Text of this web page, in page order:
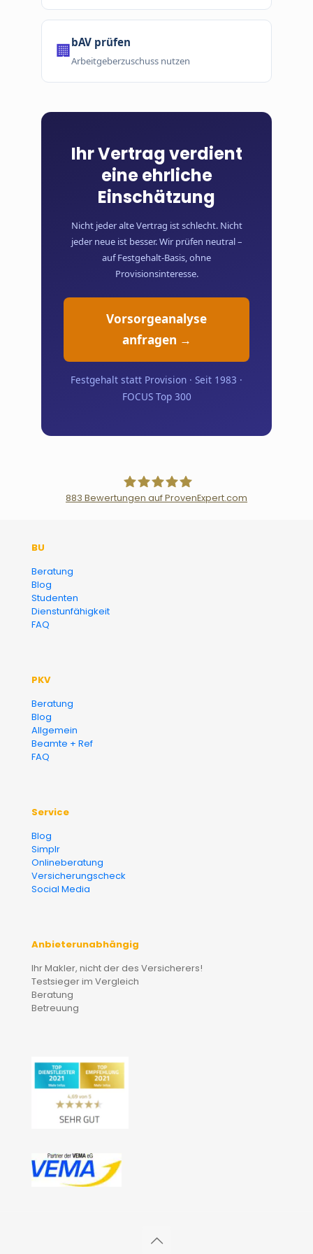
🏢bAV prüfen
Arbeitgeberzuschuss nutzen
Ihr Vertrag verdient
eine ehrliche
Einschätzung
Nicht jeder alte Vertrag ist schlecht. Nicht
jeder neue ist besser. Wir prüfen neutral –
auf Festgehalt-Basis, ohne
Provisionsinteresse.
Vorsorgeanalyse
anfragen →
Festgehalt statt Provision · Seit 1983 ·
FOCUS Top 300
883 Bewertungen auf ProvenExpert.com
BU
Beratung
Blog
Studenten
Dienstunfähigkeit
FAQ
PKV
Beratung
Blog
Allgemein
Beamte + Ref
FAQ
Service
Blog
Simplr
Onlineberatung
Versicherungscheck
Social Media
Anbieterunabhängig
Ihr Makler, nicht der des Versicherers!
Testsieger im Vergleich
Beratung
Betreuung